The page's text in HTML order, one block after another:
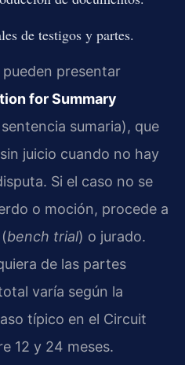
de testigos y partes.
presentar
for Summary
sumaria), que
juicio cuando no hay
Si el caso no se
o moción, procede a
bench trial) o jurado.
de las partes
varía según la
típico en el Circuit
12 y 24 meses.